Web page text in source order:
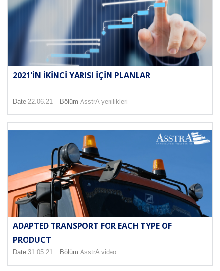
2021'IN IKINCI YARISI IÇIN PLANLAR
Date 22.06.21 Bölüm AsstrA yenilikleri
ADAPTED TRANSPORT FOR EACH TYPE OF
PRODUCT
Date 31.05.21 Bölüm AsstrA video